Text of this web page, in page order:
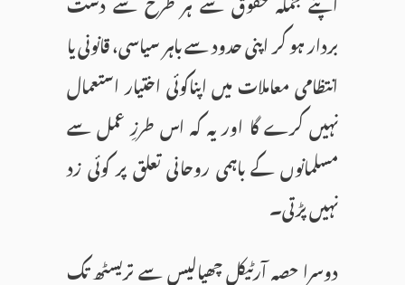
بردار ہو کر اپنی حدود سے باہر سیاسی، قانونی یا
انتظامی معاملات میں اپناکوئی اختیار استعمال
نہیں کرے گا اور یہ کہ اس طرزِ عمل سے
مسلمانوں کے باہمی روحانی تعلق پر کوئی زد
نہیں پڑتی۔
دوسرا حصہ آرٹیکل چھیالیس سے تریسٹھ تک